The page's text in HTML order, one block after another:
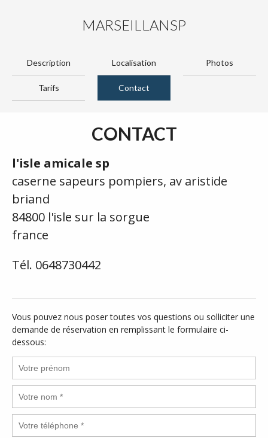
MARSEILLANSP
Description Localisation Photos
Tarifs Contact
CONTACT
l'isle amicale sp
caserne sapeurs pompiers, av aristide
briand
84800 l'isle sur la sorgue
france
Tél. 0648730442
Vous pouvez nous poser toutes vos questions ou solliciter une
demande de réservation en remplissant le formulaire ci-
dessous: